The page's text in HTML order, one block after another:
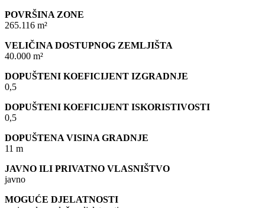
POVRŠINA ZONE
265.116 m²
VELIČINA DOSTUPNOG ZEMLJIŠTA
40.000 m²
DOPUŠTENI KOEFICIJENT IZGRADNJE
0,5
DOPUŠTENI KOEFICIJENT ISKORISTIVOSTI
0,5
DOPUŠTENA VISINA GRADNJE
11 m
JAVNO ILI PRIVATNO VLASNIŠTVO
javno
MOGUĆE DJELATNOSTI